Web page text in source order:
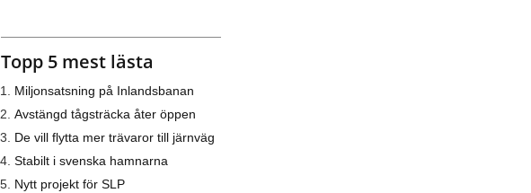
Topp 5 mest lästa
Miljonsatsning på Inlandsbanan
Avstängd tågsträcka åter öppen
De vill flytta mer trävaror till järnväg
Stabilt i svenska hamnarna
Nytt projekt för SLP